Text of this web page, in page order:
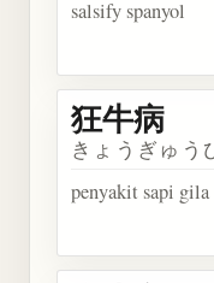
salsify spanyol
狂牛病
きょうぎゅう
penyakit sapi gila